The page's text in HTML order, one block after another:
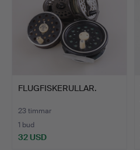
FLUGFISKERULLAR.
23 timmar
1 bud
32 USD